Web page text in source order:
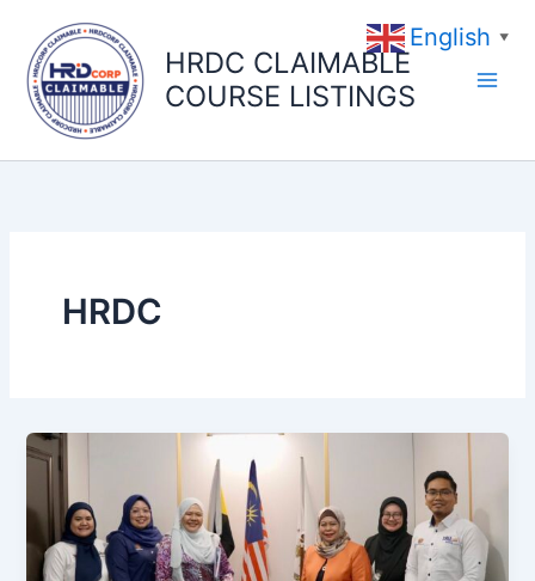
content
HRDC CLAIMABLE
COURSE LISTINGS
HRDC
English ▼